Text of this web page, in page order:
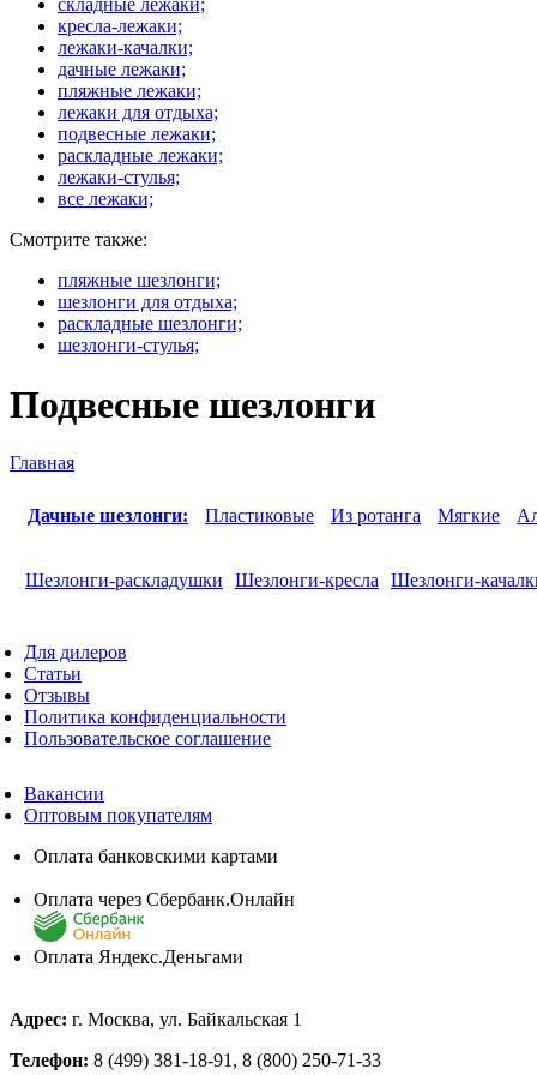
складные лежаки;
кресла-лежаки;
лежаки-качалки;
дачные лежаки;
пляжные лежаки;
лежаки для отдыха;
подвесные лежаки;
раскладные лежаки;
лежаки-стулья;
все лежаки;
Смотрите также:
пляжные шезлонги;
шезлонги для отдыха;
раскладные шезлонги;
шезлонги-стулья;
Подвесные шезлонги
Главная
Дачные шезлонги: Пластиковые Из ротанга Мягкие
Шезлонги-раскладушки Шезлонги-кресла Шезлонги-
Для дилеров
Статьи
Отзывы
Политика конфиденциальности
Пользовательское соглашение
Вакансии
Оптовым покупателям
Оплата банковскими картами
Оплата через Сбербанк.Онлайн
Оплата Яндекс.Деньгами
Адрес: г. Москва, ул. Байкальская 1
Телефон: 8 (499) 381-18-91, 8 (800) 250-71-33